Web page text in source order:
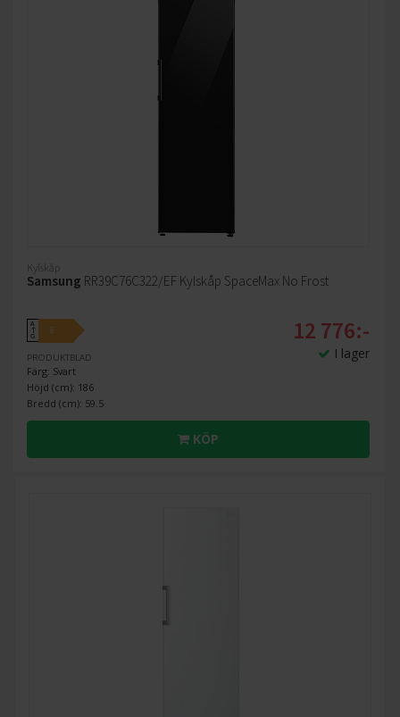
Kylskåp
Samsung RR39C76C322/EF Kylskåp SpaceMax No Frost
A
↑
G
E
PRODUKTBLAD
Färg: Svart
Höjd (cm): 186
Bredd (cm): 59.5
12 776:-
I lager
KÖP